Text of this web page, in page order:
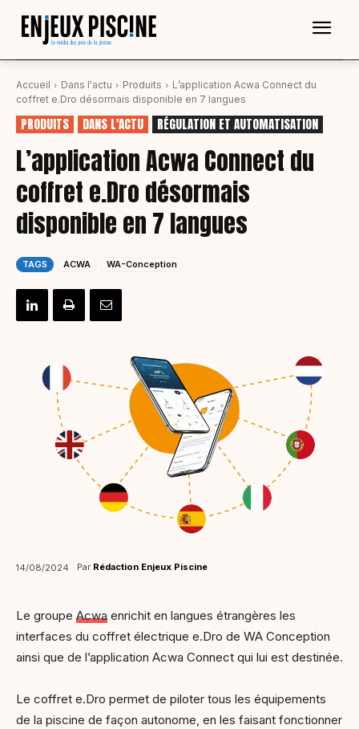
Accueil Dans l'actu Produits
L’application Acwa Connect du
coffret e.Dro désormais disponible en 7 langues
PRODUITS DANS L'ACTU RÉGULATION ET AUTOMATISATION
L’application Acwa Connect du
coffret e.Dro désormais
disponible en 7 langues
TAGS ACWA WA-Conception
14/08/2024 Par Rédaction Enjeux Piscine
Le groupe Acwa enrichit en langues étrangères les
interfaces du coffret électrique e.Dro de WA Conception
ainsi que de l’application Acwa Connect qui lui est destinée.
Le coffret e.Dro permet de piloter tous les équipements
de la piscine de façon autonome, en les faisant fonctionner